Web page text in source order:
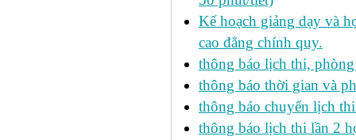
Kế hoạch giảng dạy và
cao đẳng chính quy.
thông báo lịch thi,
thông báo thời gian và
thông báo chuyển lịch
thông báo lịch thi lần 2